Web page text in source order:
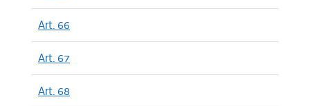
Art. 66
Art. 67
Art. 68